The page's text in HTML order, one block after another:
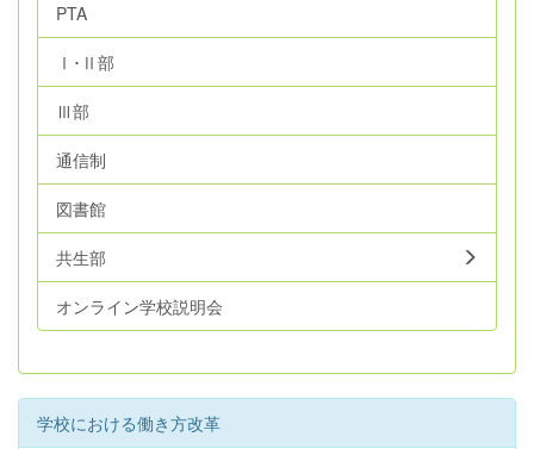
PTA
Ⅰ･Ⅱ部
Ⅲ部
通信制
図書館
共生部
オンライン学校説明会
学校における働き方改革